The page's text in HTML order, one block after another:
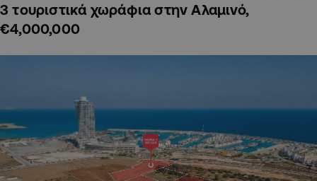
3 τουριστικά χωράφια στην Αλαμινό,
€4,000,000